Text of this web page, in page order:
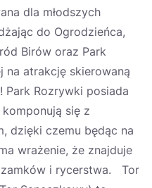
dla młodszych
do Ogrodzieńca,
Birów oraz Park
na atrakcję skierowaną
Rozrywki posiada
się z
dzięki czemu będąc na
wrażenie, że znajduje
zamków i rycerstwa. Tor